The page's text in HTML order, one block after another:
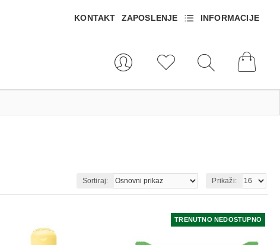
KONTAKT ZAPOSLENJE INFORMACIJE
Sortiraj: Prikaži:
TRENUTNO NEDOSTUPNO